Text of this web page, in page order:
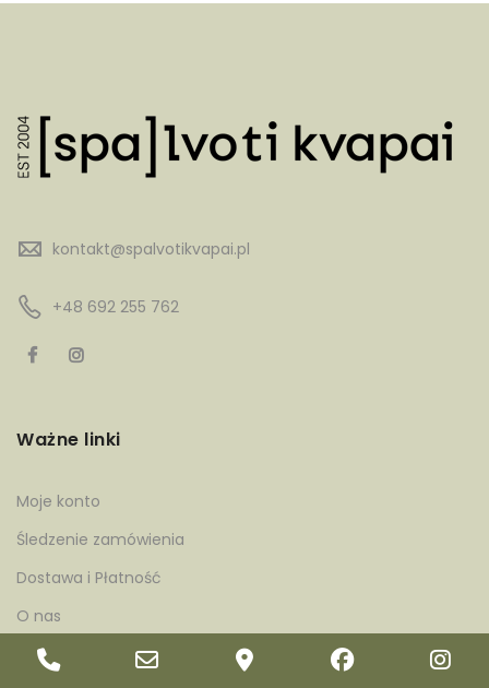
kontakt@spalvotikvapai.pl
+48 692 255 762
Ważne linki
Moje konto
Śledzenie zamówienia
Dostawa i Płatność
O nas
Kontakt